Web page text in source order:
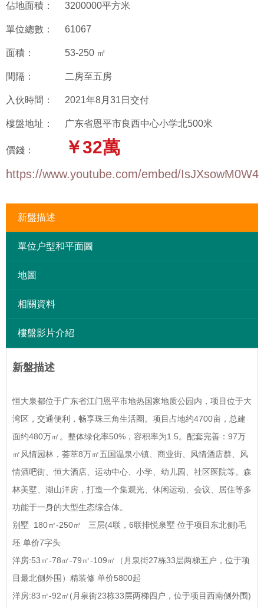
佔地面積： 3200000平方米
單位總數： 61067
面積： 53-250 ㎡
間隔： 二房至五房
入伙時間： 2021年8月31日交付
樓盤地址： 广东省恩平市良西中心小学北500米
價錢： ￥32萬
https://www.youtube.com/embed/IsJXsowM0W4
新盤描述
單位户型和平面圖
地圖
相關資料
樓盤影片介紹
新盤描述
恒大泉都位于广东省江门恩平市地热国家地质公园内，项目位于大
湾区，交通便利，畅享珠三角生活圈。项目占地约4700亩，总建
面约480万㎡。整体绿化率50%，容积率为1.5。配套完善：97万
㎡风情园林，荟萃8万㎡五国温泉小镇、商业街、风情酒店群、风
情酒吧街、恒大酒店、运动中心、小学、幼儿园、社区医院等。森
林美墅、湖山洋房，打造一个集观光、休闲运动、会议、居住等多
功能于一身的大型生态综合体。
别墅 180㎡-250㎡ 三层(4联，6联排悦泉墅 位于项目东北侧)毛
坯 单价7字头
洋房:53㎡-78㎡-79㎡-109㎡（月泉街27栋33层两梯五户，位于项
目最北侧外围）精装修 单价5800起
洋房:83㎡-92㎡(月泉街23栋33层两梯四户，位于项目西南侧外围)